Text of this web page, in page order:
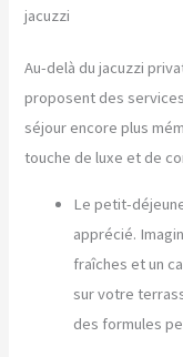
jacuzzi
Au-delà du jacuzzi
proposent des
séjour encore plus
touche de luxe et de
Le petit-
apprécié.
fraîches et un
sur votre
des formules